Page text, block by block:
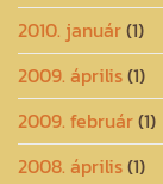
2010. január(1)
2009. április(1)
2009. február(1)
2008. április(1)